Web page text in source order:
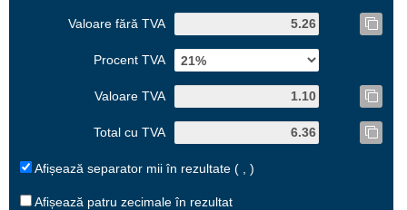
Valoare fără TVA
Procent TVA
Valoare TVA
Total cu TVA
Afișează separator mii în rezultate ( , )
Afișează patru zecimale în rezultat